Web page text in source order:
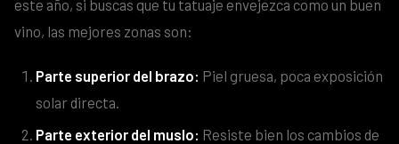
este año, si buscas que tu tatuaje envejezca como un buen
vino, las mejores zonas son:
Parte superior del brazo: Piel gruesa, poca exposición
solar directa.
Parte exterior del muslo: Resiste bien los cambios de